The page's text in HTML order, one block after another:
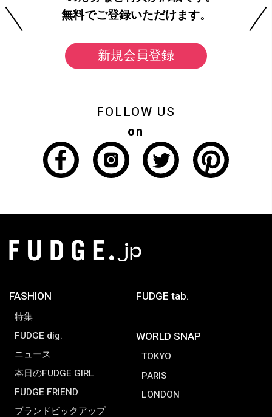
無料でご登録いただけます。
新規会員登録
FOLLOW US
on
FASHION
特集
FUDGE dig.
ニュース
本日のFUDGE GIRL
FUDGE FRIEND
ブランドピックアップ
FUDGE tab.
WORLD SNAP
TOKYO
PARIS
LONDON